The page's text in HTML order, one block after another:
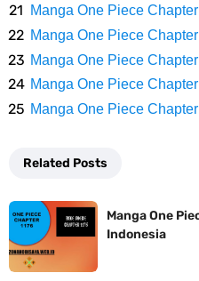
Milik
Profil Slamet Rahardjo, Aktor
Arti Bendera Seychelles,
Manga One Piece
Manga One Piece
Manga One Piece
Manga One Piece
Manga One Piece
Related Posts
Manga One
Indonesia